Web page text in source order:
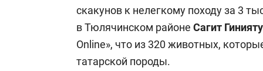
скакунов к нелегкому походу за 3
в Тюлячинском районе Сагит
Online», что из 320 животных,
татарской породы.